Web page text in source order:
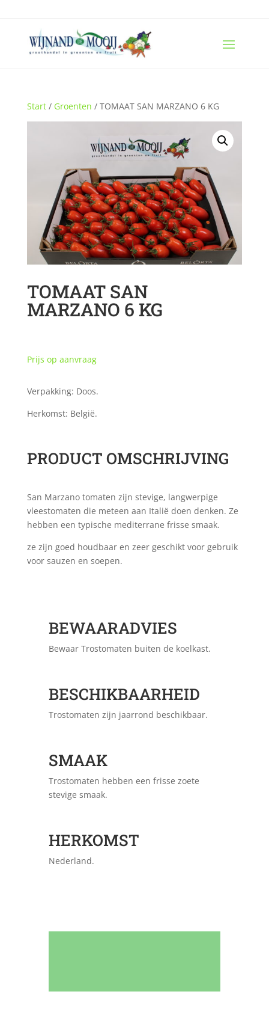
Start/ Groenten / TOMAAT SAN MARZANO 6 KG
TOMAAT SAN
MARZANO 6 KG
Prijs op aanvraag
Verpakking: Doos.
Herkomst: België.
PRODUCT OMSCHRIJVING
San Marzano tomaten zijn stevige, langwerpige
vleestomaten die meteen aan Italië doen denken. Ze
hebben een typische mediterrane frisse smaak.
ze zijn goed houdbaar en zeer geschikt voor gebruik
voor sauzen en soepen.
BEWAARADVIES
Bewaar Trostomaten buiten de koelkast.
BESCHIKBAARHEID
Trostomaten zijn jaarrond beschikbaar.
SMAAK
Trostomaten hebben een frisse zoete
stevige smaak.
HERKOMST
Nederland.